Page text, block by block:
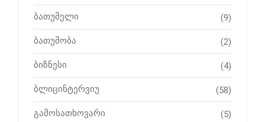
ბათუმელი (9)
ბათუმობა (2)
ბიზნესი (4)
ბლიცინტერვიუ (58)
გამოსათხოვარი (5)